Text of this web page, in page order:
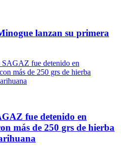
lanzan su primera
fue detenido en
más de 250 grs de hierba